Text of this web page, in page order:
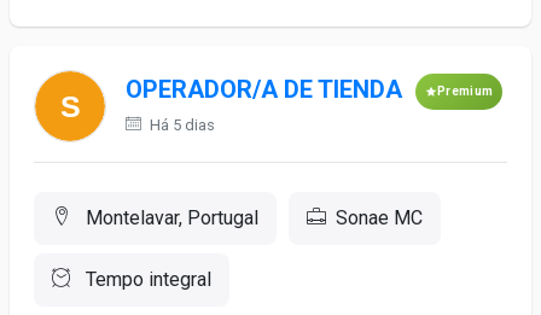
OPERADOR/A DE TIENDA Premium
Há 5 dias
Montelavar, Portugal Sonae MC
Tempo integral